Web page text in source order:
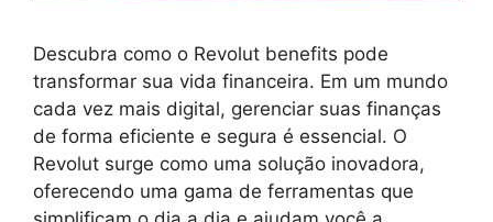
Descubra como o Revolut benefits pode
transformar sua vida financeira. Em um mundo
cada vez mais digital, gerenciar suas finanças
de forma eficiente e segura é essencial. O
Revolut surge como uma solução inovadora,
oferecendo uma gama de ferramentas que